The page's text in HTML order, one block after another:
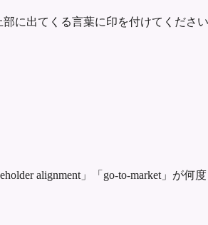
に出てくる言葉に印を付けてください
alignment」「go-to-market」が